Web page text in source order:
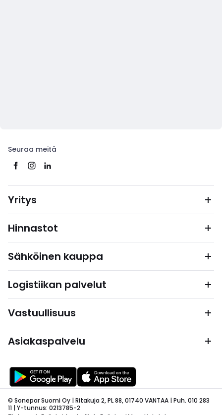
Seuraa meitä
Yritys
Hinnastot
Sähköinen kauppa
Logistiikan palvelut
Vastuullisuus
Asiakaspalvelu
© Sonepar Suomi Oy | Ritakuja 2, PL 88, 01740 VANTAA | Puh. 010 283
11 | Y-tunnus: 0213785-2